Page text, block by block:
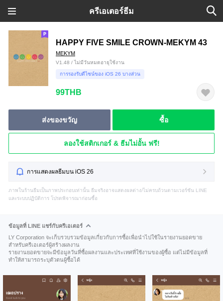
ครีเอเตอร์ธีม
HAPPY FIVE SMILE CROWN-MEKYM 43
MEKYM
V1.48 / ไม่มีวันหมดอายุใช้งาน
การรองรับดีไซน์ของ iOS 26 บางส่วน
99THB
ส่งของขวัญ ซื้อ
ลองใช้สติกเกอร์ & ธีมไม่อั้น ฟรี!
การแสดงผลธีมบน iOS 26
ภาพในร้านธีมเป็นภาพประกอบเท่านั้น ธีมจริงอาจแสดงผลต่าง/ไม่ครบถ้วนตามเวอร์ชัน LINE
และระบบปฏิบัติการ โปรดพิจารณาก่อนซื้อ
ข้อมูลที่ LINE แชร์กับครีเอเตอร์
LY Corporation จะเก็บรวบรวมข้อมูลเกี่ยวกับการซื้อเพื่อนำไปใช้ในรายงานยอดขาย
สำหรับครีเอเตอร์ผู้สร้างผลงาน
รายงานยอดขายจะมีข้อมูลวันที่ซื้อผลงานและประเทศที่ใช้งานของผู้ซื้อ แต่ไม่มีข้อมูลที่
ทำให้สามารถระบุตัวตนผู้ซื้อได้